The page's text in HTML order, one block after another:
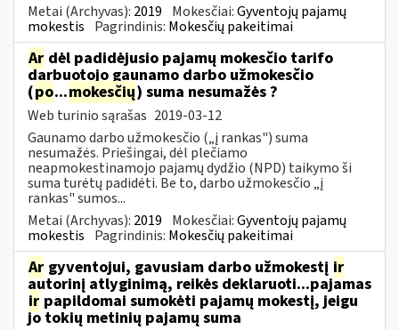
Metai (Archyvas): 2019 Mokesčiai:Gyventojų pajamų
mokestis Pagrindinis: Mokesčių pakeitimai
Ar dėl padidėjusio pajamų mokesčio tarifo
darbuotojo gaunamo darbo užmokesčio
(po...mokesčių) suma nesumažės ?
Web turinio sąrašas 2019-03-12
Gaunamo darbo užmokesčio („į rankas") suma
nesumažės. Priešingai, dėl plečiamo
neapmokestinamojo pajamų dydžio (NPD) taikymo ši
suma turėtų padidėti. Be to, darbo užmokesčio „į
rankas" sumos...
Metai (Archyvas): 2019 Mokesčiai:Gyventojų pajamų
mokestis Pagrindinis: Mokesčių pakeitimai
Ar gyventojui, gavusiam darbo užmokestį ir
autorinį atlyginimą, reikės deklaruoti...pajamas
ir papildomai sumokėti pajamų mokestį, jeigu
jo tokių metinių pajamų suma